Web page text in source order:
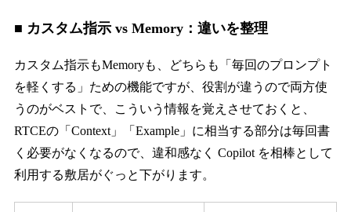
■ カスタム指示 vs Memory：違いを整理
カスタム指示もMemoryも、どちらも「毎回のプロンプト
を軽くする」ための機能ですが、役割が違うので両方使
うのがベストで、こういう情報を覚えさせておくと、
RTCEの「Context」「Example」に相当する部分は毎回書
く必要がなくなるので、違和感なく Copilot を相棒として
利用する敷居がぐっと下がります。